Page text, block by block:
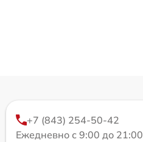
+7 (843) 254-50-42
Ежедневно с 9:00 до 21:00